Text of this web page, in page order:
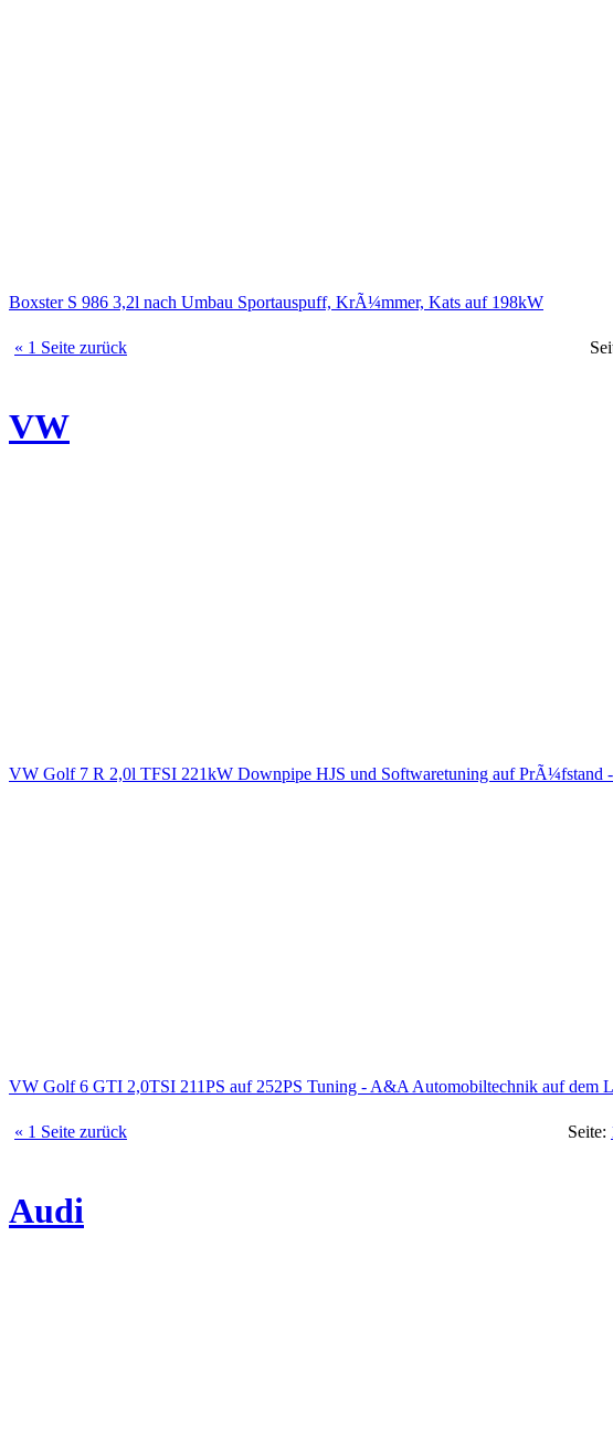
Boxster S 986 3,2l nach Umbau Sportauspuff, KrÃ¼mmer, Kats auf 198kW
« 1 Seite zurück
VW
VW Golf 7 R 2,0l TFSI 221kW Downpipe HJS und Softwaretuning auf PrÃ¼fstand
VW Golf 6 GTI 2,0TSI 211PS auf 252PS Tuning - A&A Automobiltechnik auf dem
« 1 Seite zurück Seite:
Audi